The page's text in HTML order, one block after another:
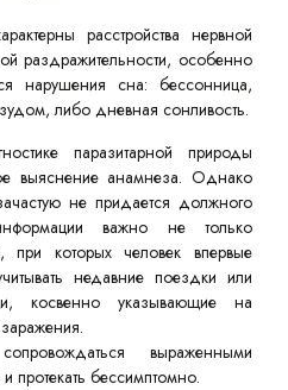
расстройства нервной
раздражительности, особенно
нарушения сна: бессонница,
либо дневная сонливость.
паразитарной природы
выяснение анамнеза. Однако
не придается должного
важно не только
при которых человек впервые
недавние поездки или
косвенно указывающие на
выраженными
протекать бессимптомно.